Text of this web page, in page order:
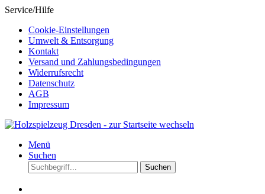
Service/Hilfe
Cookie-Einstellungen
Umwelt & Entsorgung
Kontakt
Versand und Zahlungsbedingungen
Widerrufsrecht
Datenschutz
AGB
Impressum
Menü
Suchen
Suchen